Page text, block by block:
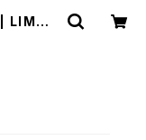
LIME r